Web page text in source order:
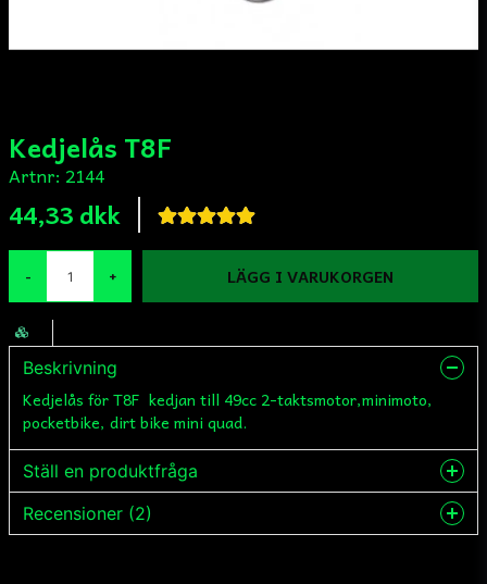
Kedjelås T8F
Artnr: 2144
44,33 dkk
- + LÄGG I VARUKORGEN
Beskrivning
Kedjelås för T8F kedjan till 49cc 2-taktsmotor,minimoto,
pocketbike, dirt bike mini quad.
Ställ en produktfråga
question
Fråga oss något om denna produkten...
Recensioner (2)